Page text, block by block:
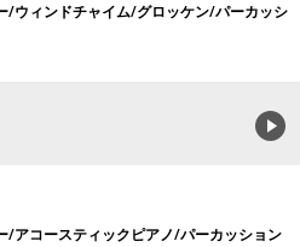
/ウィンドチャイム/グロッケン/パーカッシ
/アコースティックピアノ/パーカッション